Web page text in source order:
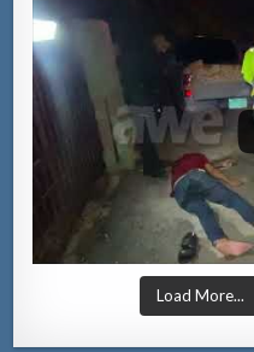
Load More...